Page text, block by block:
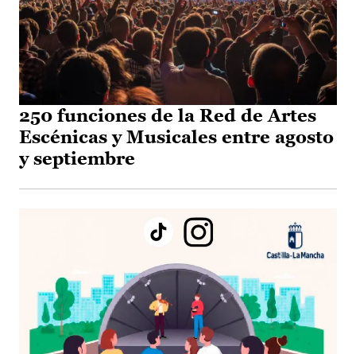
250 funciones de la Red de Artes
Escénicas y Musicales entre agosto
y septiembre